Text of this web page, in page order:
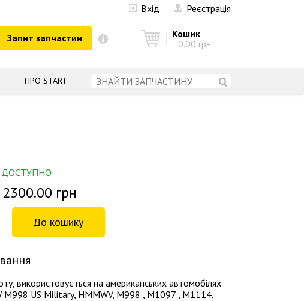
Вхід
Реєстрація
Запит запчастин
Кошик
0.00 грн
ПРО START
ДОСТУПНО
2300.00 грн
використовується на американських автомобілях
M998 US Military, HMMWV, M998 , M1097 , M1114,